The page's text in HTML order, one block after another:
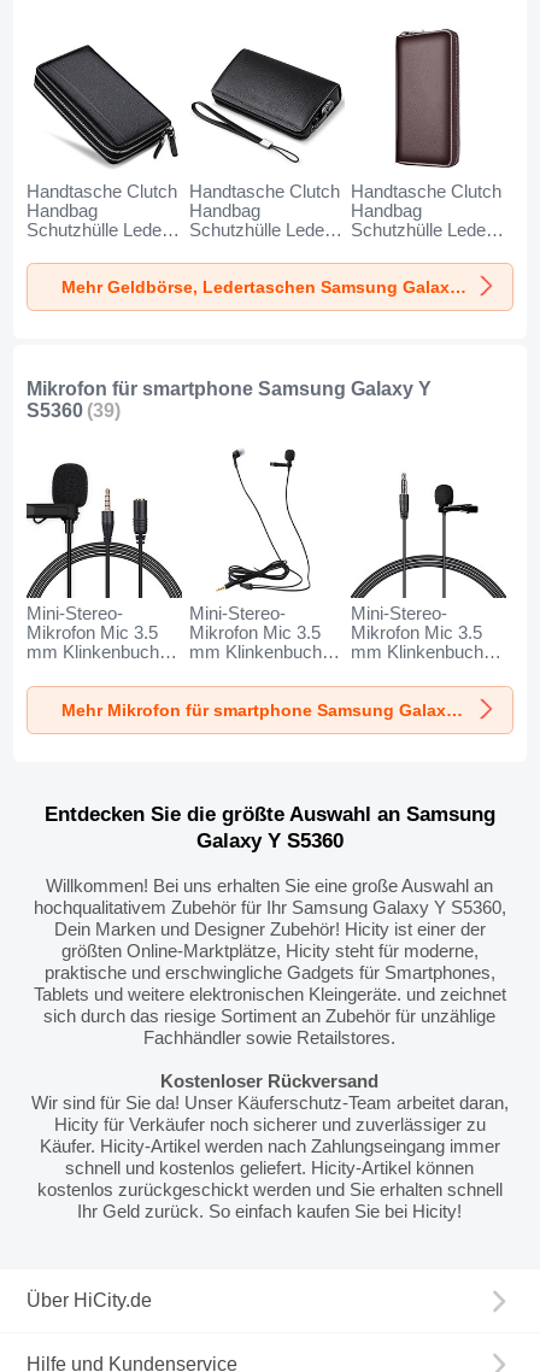
Handtasche Clutch
Handbag
Schutzhülle Leder
Samsung Galaxy Y
S5360 Schwarz
Handtasche Clutch
Handbag
Schutzhülle Leder
Samsung Galaxy Y
S5360 Schwarz
Handtasche Clutch
Handbag
Schutzhülle Leder
Samsung Galaxy Y
S5360 BraunMehr Geldbörse, Ledertaschen Samsung Galaxy Y S5360
Mikrofon für smartphone Samsung Galaxy Y
S5360 (39)
Mini-Stereo-
Mikrofon Mic 3.5
mm Klinkenbuchse
Galaxy Y S5360
Schwarz
Mini-Stereo-
Mikrofon Mic 3.5
mm Klinkenbuchse
Galaxy Y S5360
Schwarz
Mini-Stereo-
Mikrofon Mic 3.5
mm Klinkenbuchse
Galaxy Y S5360
Schwarz
Mehr Mikrofon für smartphone Samsung Galaxy Y S5360
Entdecken Sie die größte Auswahl an Samsung
Galaxy Y S5360
Willkommen! Bei uns erhalten Sie eine große Auswahl an
hochqualitativem Zubehör für Ihr Samsung Galaxy Y S5360,
Dein Marken und Designer Zubehör! Hicity ist einer der
größten Online-Marktplätze, Hicity steht für moderne,
praktische und erschwingliche Gadgets für Smartphones,
Tablets und weitere elektronischen Kleingeräte. und zeichnet
sich durch das riesige Sortiment an Zubehör für unzählige
Fachhändler sowie Retailstores.
Kostenloser Rückversand
Wir sind für Sie da! Unser Käuferschutz-Team arbeitet daran,
Hicity für Verkäufer noch sicherer und zuverlässiger zu
Käufer. Hicity-Artikel werden nach Zahlungseingang immer
schnell und kostenlos geliefert. Hicity-Artikel können
kostenlos zurückgeschickt werden und Sie erhalten schnell
Ihr Geld zurück. So einfach kaufen Sie bei Hicity!
Über HiCity.de
Hilfe und Kundenservice